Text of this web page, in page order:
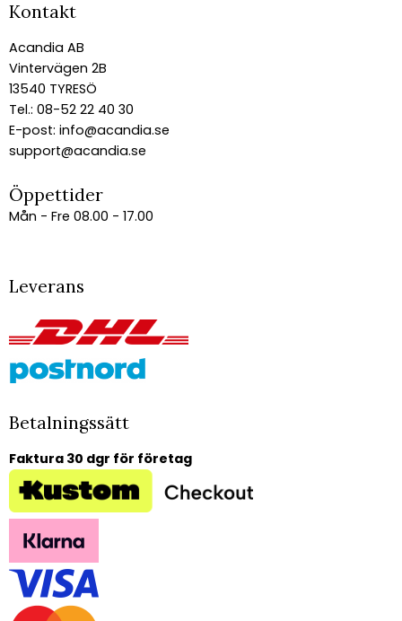
Kontakt
Acandia AB
Vintervägen 2B
13540 TYRESÖ
Tel.: 08-52 22 40 30
E-post: info@acandia.se
support@acandia.se
Öppettider
Mån - Fre 08.00 - 17.00
Leverans
Betalningssätt
Faktura 30 dgr för företag